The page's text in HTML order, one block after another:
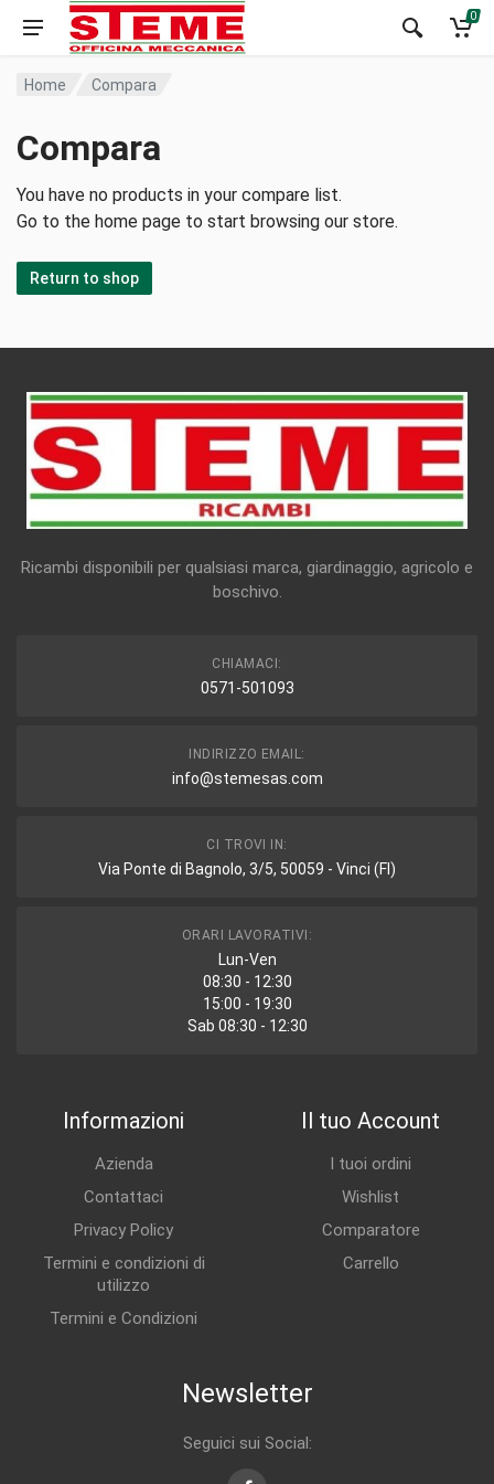
0
Home Compara
Compara
You have no products in your compare list.
Go to the home page to start browsing our store.
Return to shop
Ricambi disponibili per qualsiasi marca, giardinaggio, agricolo e
boschivo.
CHIAMACI:
0571-501093
INDIRIZZO EMAIL:
info@stemesas.com
CI TROVI IN:
Via Ponte di Bagnolo, 3/5, 50059 - Vinci (FI)
ORARI LAVORATIVI:
Lun-Ven
08:30 - 12:30
15:00 - 19:30
Sab 08:30 - 12:30
Informazioni
Azienda
Contattaci
Privacy Policy
Termini e condizioni di
utilizzo
Termini e Condizioni
Il tuo Account
I tuoi ordini
Wishlist
Comparatore
Carrello
Newsletter
Seguici sui Social: